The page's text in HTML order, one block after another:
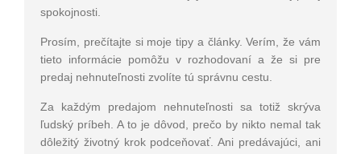
spokojnosti.
Prosím, prečítajte si moje tipy a články. Verím, že vám
tieto informácie pomôžu v rozhodovaní a že si pre
predaj nehnuteľnosti zvolíte tú správnu cestu.
Za každým predajom nehnuteľnosti sa totiž skrýva
ľudský príbeh. A to je dôvod, prečo by nikto nemal tak
dôležitý životný krok podceňovať. Ani predávajúci, ani